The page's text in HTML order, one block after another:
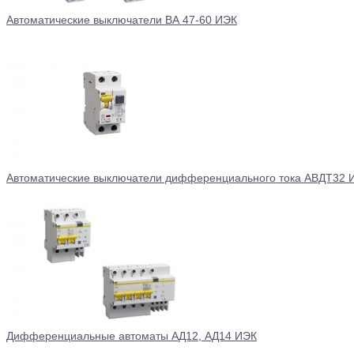
Автоматические выключатели ВА 47-60 ИЭК
Автоматические выключатели дифференциального тока АВДТ32
Дифференциальные автоматы АД12, АД14 ИЭК